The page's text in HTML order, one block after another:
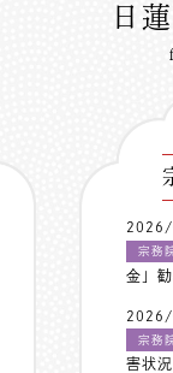
日
宗務
金」
宗務
害状